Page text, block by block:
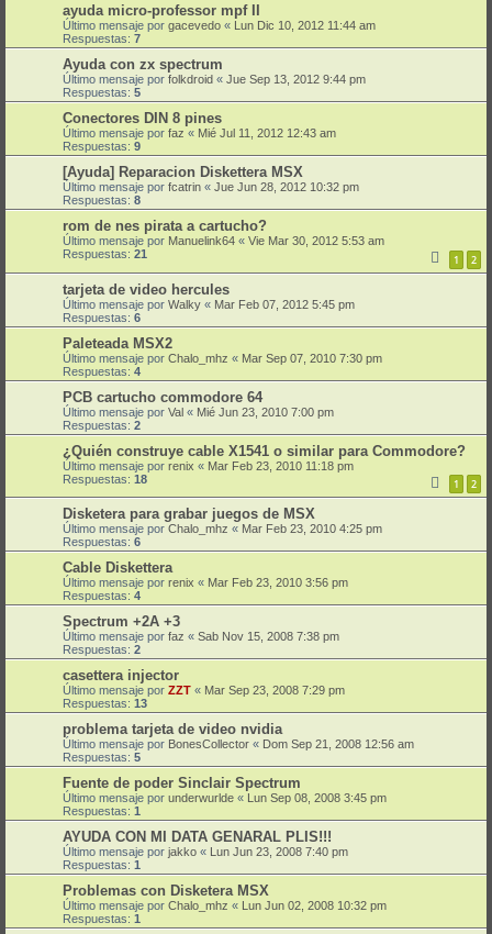
ayuda micro-professor mpf II
Último mensaje por gacevedo « Lun Dic 10, 2012 11:44 am
Respuestas: 7
Ayuda con zx spectrum
Último mensaje por folkdroid « Jue Sep 13, 2012 9:44 pm
Respuestas: 5
Conectores DIN 8 pines
Último mensaje por faz « Mié Jul 11, 2012 12:43 am
Respuestas: 9
[Ayuda] Reparacion Diskettera MSX
Último mensaje por fcatrin « Jue Jun 28, 2012 10:32 pm
Respuestas: 8
rom de nes pirata a cartucho?
Último mensaje por Manuelink64 « Vie Mar 30, 2012 5:53 am
Respuestas: 21 1 2
tarjeta de video hercules
Último mensaje por Walky « Mar Feb 07, 2012 5:45 pm
Respuestas: 6
Paleteada MSX2
Último mensaje por Chalo_mhz « Mar Sep 07, 2010 7:30 pm
Respuestas: 4
PCB cartucho commodore 64
Último mensaje por Val « Mié Jun 23, 2010 7:00 pm
Respuestas: 2
¿Quién construye cable X1541 o similar para Commodore?
Último mensaje por renix « Mar Feb 23, 2010 11:18 pm
Respuestas: 18 1 2
Disketera para grabar juegos de MSX
Último mensaje por Chalo_mhz « Mar Feb 23, 2010 4:25 pm
Respuestas: 6
Cable Diskettera
Último mensaje por renix « Mar Feb 23, 2010 3:56 pm
Respuestas: 4
Spectrum +2A +3
Último mensaje por faz « Sab Nov 15, 2008 7:38 pm
Respuestas: 2
casettera injector
Último mensaje por ZZT « Mar Sep 23, 2008 7:29 pm
Respuestas: 13
problema tarjeta de video nvidia
Último mensaje por BonesCollector « Dom Sep 21, 2008 12:56 am
Respuestas: 5
Fuente de poder Sinclair Spectrum
Último mensaje por underwurlde «
Lun Sep 08, 2008 3:45 pm
Respuestas: 1
AYUDA CON MI DATA GENARAL PLIS!!!
Último mensaje por jakko «
Lun Jun 23, 2008 7:40 pm
Respuestas: 1
Problemas con Disketera MSX
Último mensaje por Chalo_mhz «
Lun Jun 02, 2008 10:32 pm
Respuestas: 1